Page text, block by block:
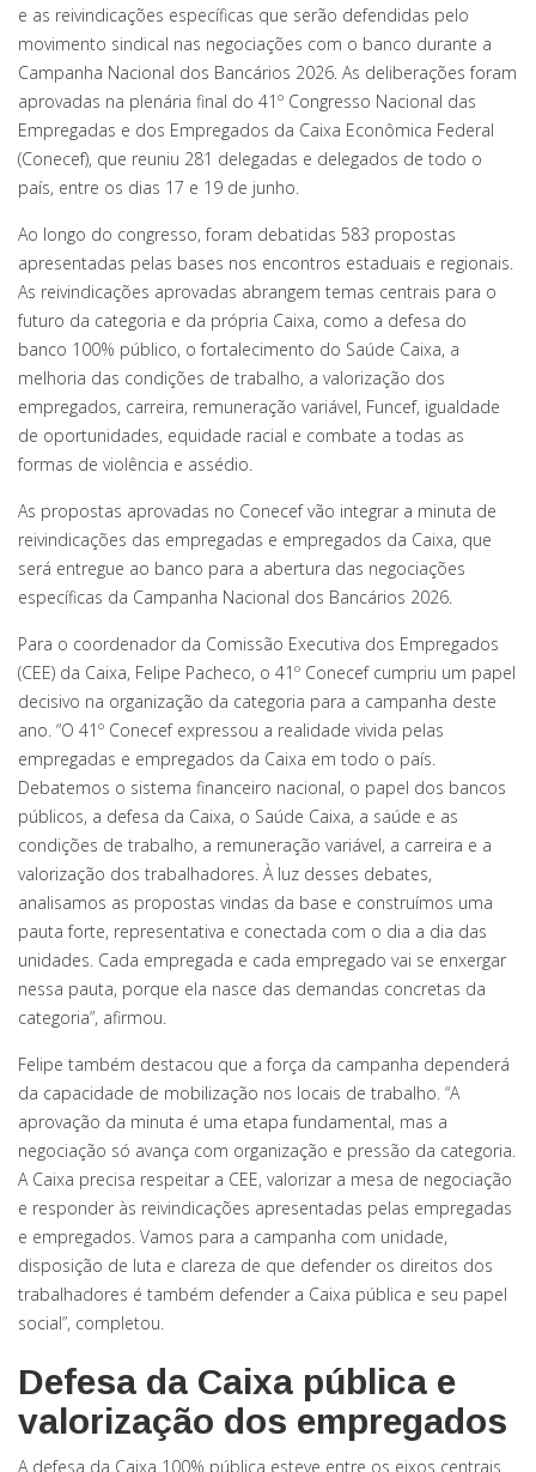
e as reivindicações específicas que serão defendidas pelo
movimento sindical nas negociações com o banco durante a
Campanha Nacional dos Bancários 2026. As deliberações foram
aprovadas na plenária final do 41º Congresso Nacional das
Empregadas e dos Empregados da Caixa Econômica Federal
(Conecef), que reuniu 281 delegadas e delegados de todo o
país, entre os dias 17 e 19 de junho.
Ao longo do congresso, foram debatidas 583 propostas
apresentadas pelas bases nos encontros estaduais e regionais.
As reivindicações aprovadas abrangem temas centrais para o
futuro da categoria e da própria Caixa, como a defesa do
banco 100% público, o fortalecimento do Saúde Caixa, a
melhoria das condições de trabalho, a valorização dos
empregados, carreira, remuneração variável, Funcef, igualdade
de oportunidades, equidade racial e combate a todas as
formas de violência e assédio.
As propostas aprovadas no Conecef vão integrar a minuta de
reivindicações das empregadas e empregados da Caixa, que
será entregue ao banco para a abertura das negociações
específicas da Campanha Nacional dos Bancários 2026.
Para o coordenador da Comissão Executiva dos Empregados
(CEE) da Caixa, Felipe Pacheco, o 41º Conecef cumpriu um papel
decisivo na organização da categoria para a campanha deste
ano. “O 41º Conecef expressou a realidade vivida pelas
empregadas e empregados da Caixa em todo o país.
Debatemos o sistema financeiro nacional, o papel dos bancos
públicos, a defesa da Caixa, o Saúde Caixa, a saúde e as
condições de trabalho, a remuneração variável, a carreira e a
valorização dos trabalhadores. À luz desses debates,
analisamos as propostas vindas da base e construímos uma
pauta forte, representativa e conectada com o dia a dia das
unidades. Cada empregada e cada empregado vai se enxergar
nessa pauta, porque ela nasce das demandas concretas da
categoria”, afirmou.
Felipe também destacou que a força da campanha dependerá
da capacidade de mobilização nos locais de trabalho. “A
aprovação da minuta é uma etapa fundamental, mas a
negociação só avança com organização e pressão da categoria.
A Caixa precisa respeitar a CEE, valorizar a mesa de negociação
e responder às reivindicações apresentadas pelas empregadas
e empregados. Vamos para a campanha com unidade,
disposição de luta e clareza de que defender os direitos dos
trabalhadores é também defender a Caixa pública e seu papel
social”, completou.
Defesa da Caixa pública e
valorização dos empregados
A defesa da Caixa 100% pública esteve entre os eixos centrais